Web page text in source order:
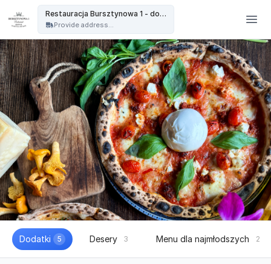
Restauracja Bursztynowa 1 - dowóz
Provide address...
Dodatki 5 Desery 3 Menu dla najmłodszych 2